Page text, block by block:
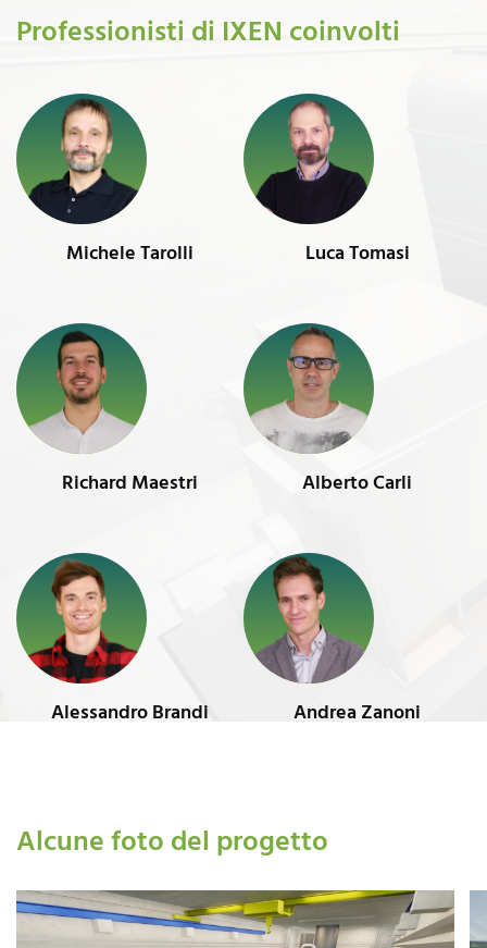
Professionisti di IXEN coinvolti
Michele Tarolli Luca Tomasi
Richard Maestri Alberto Carli
Alessandro Brandi Andrea Zanoni
Alcune foto del progetto